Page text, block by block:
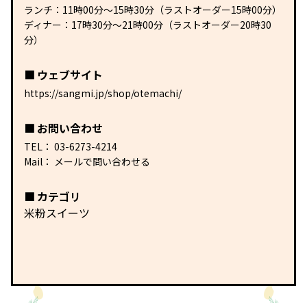
ランチ：11時00分〜15時30分（ラストオーダー15時00分）
ディナー：17時30分〜21時00分（ラストオーダー20時30
分）
ウェブサイト
https://sangmi.jp/shop/otemachi/
お問い合わせ
TEL： 03-6273-4214
Mail： メールで問い合わせる
カテゴリ
米粉スイーツ